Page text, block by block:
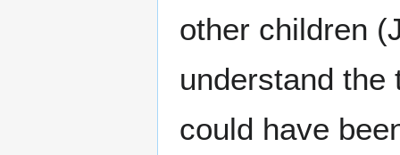
other children
understand the
could have